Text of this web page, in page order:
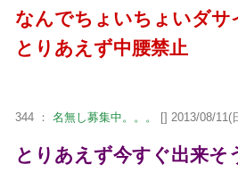
なんでちょいちょいダサ
とりあえず中腰禁止
344 ： 名無し募集中。。。 [] 2013/08/11(
とりあえず今すぐ出来